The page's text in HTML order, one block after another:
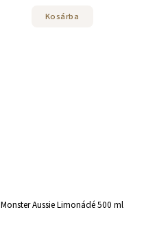
Kosárba
Monster Aussie Limonádé 500 ml